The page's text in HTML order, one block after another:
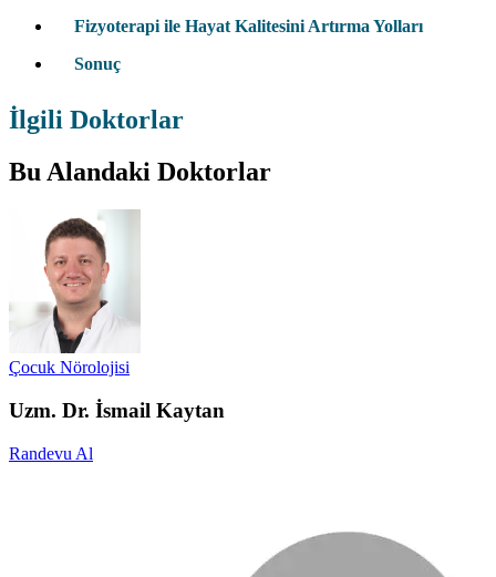
Fizyoterapi ile Hayat Kalitesini Artırma Yolları
Sonuç
İlgili Doktorlar
Bu Alandaki Doktorlar
Çocuk Nörolojisi
Uzm. Dr. İsmail Kaytan
Randevu Al